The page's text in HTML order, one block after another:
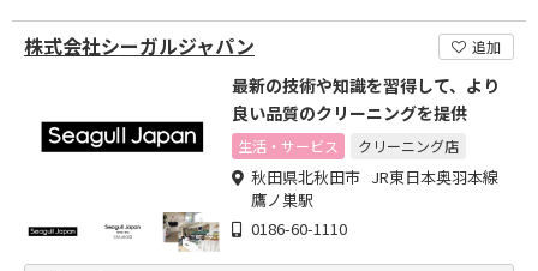
株式会社シーガルジャパン 追加
最新の技術や知識を習得して、より
良い品質のクリーニングを提供
生活・サービス クリーニング店
秋田県北秋田市 JR東日本奥羽本線
鷹ノ巣駅
0186-60-1110